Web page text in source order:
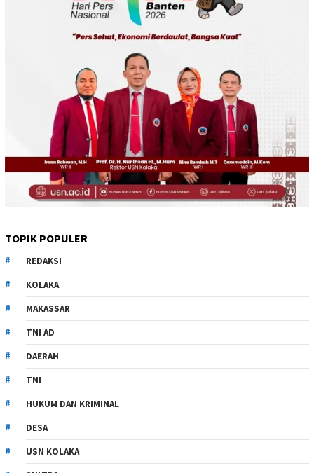
TOPIK POPULER
REDAKSI
KOLAKA
MAKASSAR
TNI AD
DAERAH
TNI
HUKUM DAN KRIMINAL
DESA
USN KOLAKA